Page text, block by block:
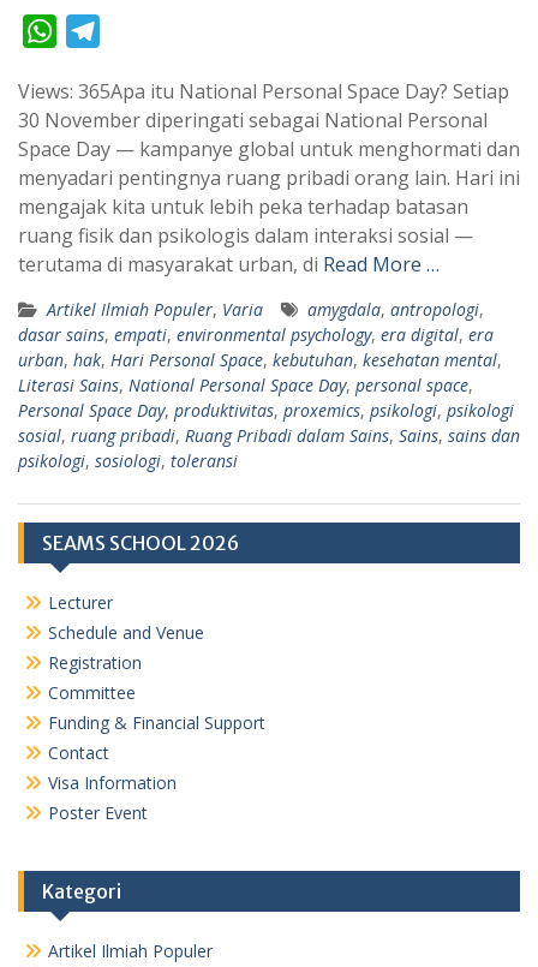
W
a
t
s
A
p
p
l
e
g
r
a
m
Views: 365Apa itu National Personal Space Day? Setiap
30 November diperingati sebagai National Personal
Space Day — kampanye global untuk menghormati dan
menyadari pentingnya ruang pribadi orang lain. Hari ini
mengajak kita untuk lebih peka terhadap batasan
ruang fisik dan psikologis dalam interaksi sosial —
terutama di masyarakat urban, di Read More …
Artikel Ilmiah Populer, Varia amygdala, antropologi,
dasar sains, empati, environmental psychology, era digital, era
urban, hak, Hari Personal Space, kebutuhan, kesehatan mental,
Literasi Sains, National Personal Space Day, personal space,
Personal Space Day, produktivitas, proxemics, psikologi, psikologi
sosial, ruang pribadi, Ruang Pribadi dalam Sains, Sains, sains dan
psikologi, sosiologi, toleransi
SEAMS SCHOOL 2026
Lecturer
Schedule and Venue
Registration
Committee
Funding & Financial Support
Contact
Visa Information
Poster Event
Kategori
Artikel Ilmiah Populer